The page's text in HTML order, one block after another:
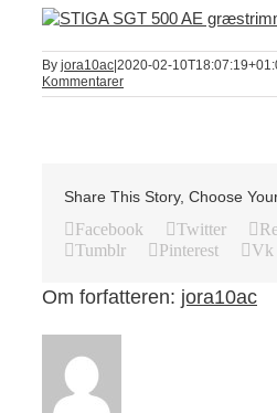
By jora10ac 2020-02-
Kommentarer
Share This Story, Choose
Facebook Twitter
Tumblr
Pinterest Vk
Om forfatteren: jora10ac